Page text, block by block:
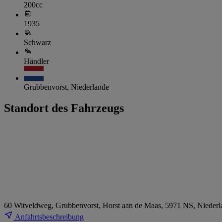
200cc
1935
Schwarz
Händler
Grubbenvorst, Niederlande
Standort des Fahrzeugs
60 Witveldweg, Grubbenvorst, Horst aan de Maas, 5971 NS,
Anfahrtsbeschreibung